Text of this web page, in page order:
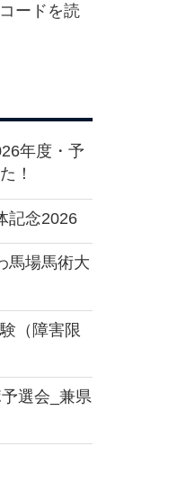
ードを読
年度・予
！
記念2026
馬場馬術大
（障害限
選会_兼県